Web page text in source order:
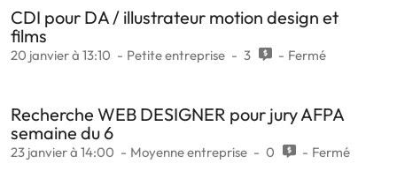
CDI pour DA / illustrateur motion design et
films
20 janvier à 13:10 Petite entreprise 3 Fermé
Recherche WEB DESIGNER pour jury AFPA
semaine du 6
23 janvier à 14:00 Moyenne entreprise 0 Fermé